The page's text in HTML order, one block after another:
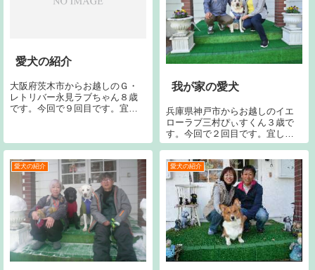
愛犬の紹介
大阪府茨木市からお越しのＧ・
レトリバー永見ラブちゃん８歳
です。今回で９回目です。宜し
介くん８歳です。蔵之介くんは
保護犬です宜しくお願いしま
す。東京都西東京市からお越し
のボーダーコリー下...
我が家の愛犬
兵庫県神戸市からお越しのイエ
ローラブ三村ぴぃすくん３歳で
す。今回で２回目です。宜しく
お願いいたします。
愛犬の紹介 愛犬の紹介